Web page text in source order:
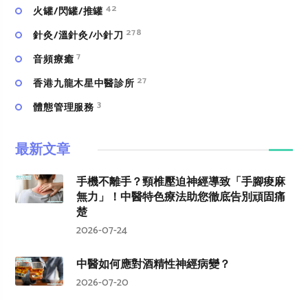
火罐/閃罐/推罐 42
針灸/溫針灸/小針刀 278
⾳頻療癒 7
香港九龍木星中醫診所 27
體態管理服務 3
最新文章
手機不離手？頸椎壓迫神經導致「手腳痠麻
無力」！中醫特色療法助您徹底告別頑固痛
楚
2026-07-24
中醫如何應對酒精性神經病變？
2026-07-20